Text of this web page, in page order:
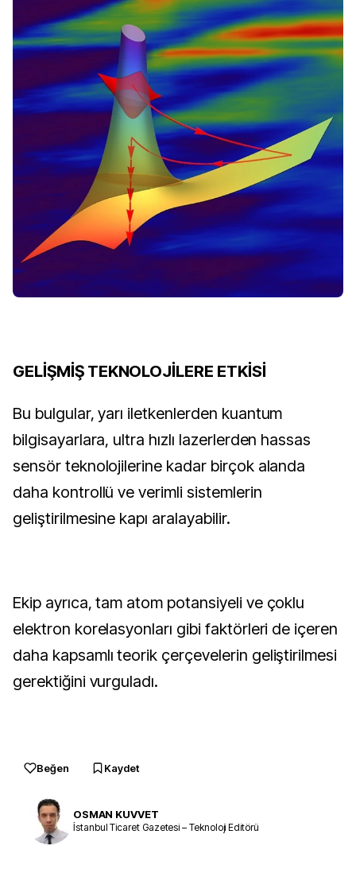
GELİŞMİŞ TEKNOLOJİLERE ETKİSİ
Bu bulgular, yarı iletkenlerden kuantum
bilgisayarlara, ultra hızlı lazerlerden hassas
sensör teknolojilerine kadar birçok alanda
daha kontrollü ve verimli sistemlerin
geliştirilmesine kapı aralayabilir.
Ekip ayrıca, tam atom potansiyeli ve çoklu
elektron korelasyonları gibi faktörleri de içeren
daha kapsamlı teorik çerçevelerin geliştirilmesi
gerektiğini vurguladı.
Beğen Kaydet
OSMAN KUVVET
İstanbul Ticaret Gazetesi – Teknoloji Editörü